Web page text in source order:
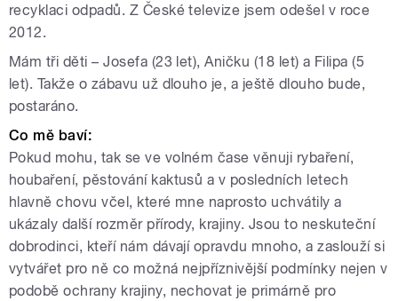
recyklaci odpadů. Z České televize jsem odešel v roce
2012.
Mám tři děti – Josefa (23 let), Aničku (18 let) a Filipa (5
let). Takže o zábavu už dlouho je, a ještě dlouho bude,
postaráno.
Co mě baví:
Pokud mohu, tak se ve volném čase věnuji rybaření,
houbaření, pěstování kaktusů a v posledních letech
hlavně chovu včel, které mne naprosto uchvátily a
ukázaly další rozměr přírody, krajiny. Jsou to neskuteční
dobrodinci, kteří nám dávají opravdu mnoho, a zaslouží si
vytvářet pro ně co možná nejpříznivější podmínky nejen v
podobě ochrany krajiny, nechovat je primárně pro